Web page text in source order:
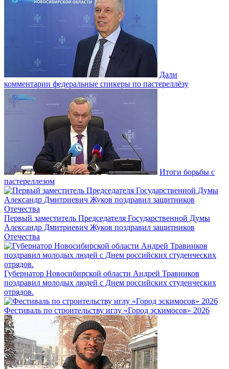
Дали
комментарии федеральные спикеры по пастереллёзу
Итоги борьбы с
пастереллезом
Первый заместитель Председателя Государственной Думы
Александр Дмитриевич Жуков поздравил защитников
Отечества
Губернатор Новосибирской области Андрей Травников
поздравил молодых людей с Днем российских студенческих
отрядов.
Фестиваль по строительству иглу «Город эскимосов» 2026